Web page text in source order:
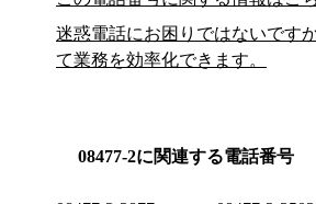
迷惑電話にお困りではないです
て業務を効率化できます。
08477-2に関連する電話番号